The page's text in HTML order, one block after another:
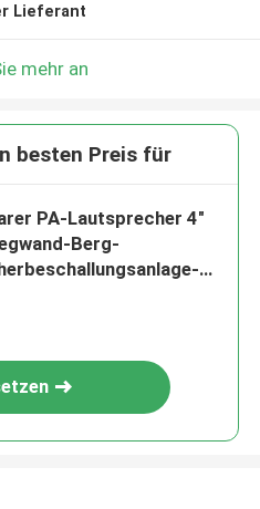
Lieferant
mehr an
besten Preis für
PA-Lautsprecher 4"
Berg-